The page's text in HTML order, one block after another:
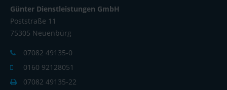
Günter Dienstleistungen GmbH
Poststraße 11
75305 Neuenbürg
07082 49135-0
0160 92128051
07082 49135-22